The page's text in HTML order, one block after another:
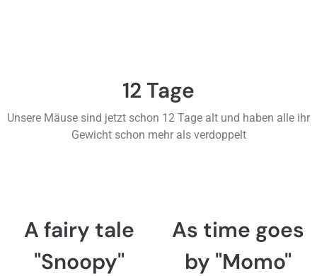
12 Tage
Unsere Mäuse sind jetzt schon 12 Tage alt und haben alle ihr
Gewicht schon mehr als verdoppelt
A fairy tale
"Snoopy"
As time goes
by "Momo"